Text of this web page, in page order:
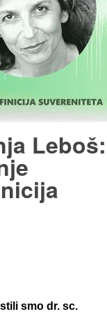
Leboš:
smo dr. sc.